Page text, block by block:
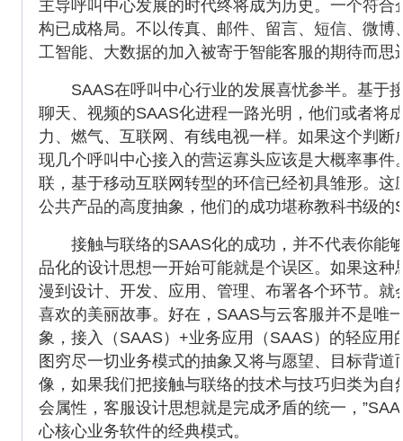
主导呼叫中心发展的时代终将成为历史。一个符
构已成格局。不以传真、邮件、留言、短信、微
工智能、大数据的加入被寄于智能客服的期待而思
SAAS在呼叫中心行业的发展喜忧参半。基于
聊天、视频的SAAS化进程一路光明，他们或者将
力、燃气、互联网、有线电视一样。如果这个判
现几个呼叫中心接入的营运寡头应该是大概率事
联，基于移动互联网转型的环信已经初具雏形。
公共产品的高度抽象，他们的成功堪称教科书级的
接触与联络的SAAS化的成功，并不代表你能
品化的设计思想一开始可能就是个误区。如果这种
漫到设计、开发、应用、管理、布署各个环节。
喜欢的美丽故事。好在，SAAS与云客服并不是唯
象，接入（SAAS）+业务应用（SAAS）的轻应
图穷尽一切业务模式的抽象又将与愿望、目标背
像，如果我们把接触与联络的技术与技巧归类为
会属性，客服设计思想就是完成矛盾的统一，
心核心业务软件的经典模式。